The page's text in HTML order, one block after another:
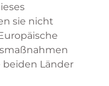
sie nicht
Länder